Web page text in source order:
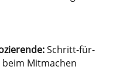
Schritt-für-
Mitmachen